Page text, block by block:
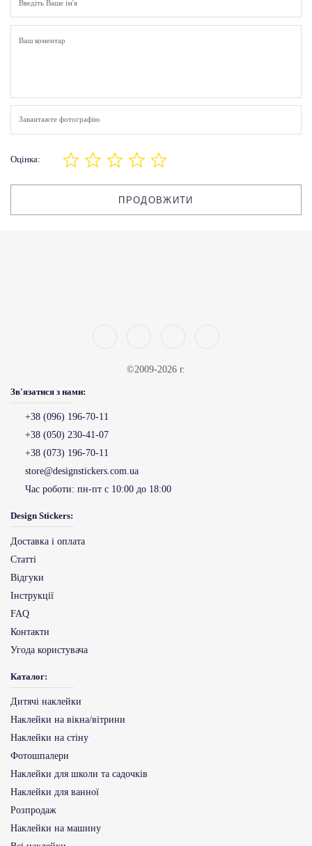
Завантажте фотографію
Оцінка:
ПРОДОВЖИТИ
©2009-2026 г.
Зв'язатися з нами:
+38 (096) 196-70-11
+38 (050) 230-41-07
+38 (073) 196-70-11
store@designstickers.com.ua
Час роботи: пн-пт с 10:00 до 18:00
Design Stickers:
Доставка і оплата
Статті
Відгуки
Інструкції
FAQ
Контакти
Угода користувача
Каталог:
Дитячі наклейки
Наклейки на вікна/вітрини
Наклейки на стіну
Фотошпалери
Наклейки для школи та садочків
Наклейки для ванної
Розпродаж
Наклейки на машину